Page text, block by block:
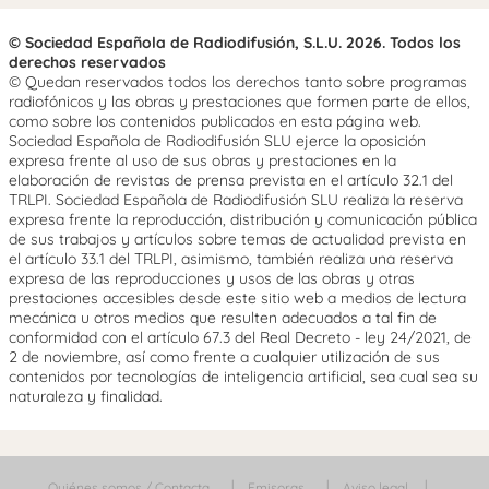
© Sociedad Española de Radiodifusión, S.L.U. 2026. Todos los
derechos reservados
© Quedan reservados todos los derechos tanto sobre programas
radiofónicos y las obras y prestaciones que formen parte de ellos,
como sobre los contenidos publicados en esta página web.
Sociedad Española de Radiodifusión SLU ejerce la oposición
expresa frente al uso de sus obras y prestaciones en la
elaboración de revistas de prensa prevista en el artículo 32.1 del
TRLPI. Sociedad Española de Radiodifusión SLU realiza la reserva
expresa frente la reproducción, distribución y comunicación pública
de sus trabajos y artículos sobre temas de actualidad prevista en
el artículo 33.1 del TRLPI, asimismo, también realiza una reserva
expresa de las reproducciones y usos de las obras y otras
prestaciones accesibles desde este sitio web a medios de lectura
mecánica u otros medios que resulten adecuados a tal fin de
conformidad con el artículo 67.3 del Real Decreto - ley 24/2021, de
2 de noviembre, así como frente a cualquier utilización de sus
contenidos por tecnologías de inteligencia artificial, sea cual sea su
naturaleza y finalidad.